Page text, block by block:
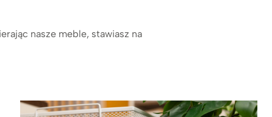
nasze meble, stawiasz na